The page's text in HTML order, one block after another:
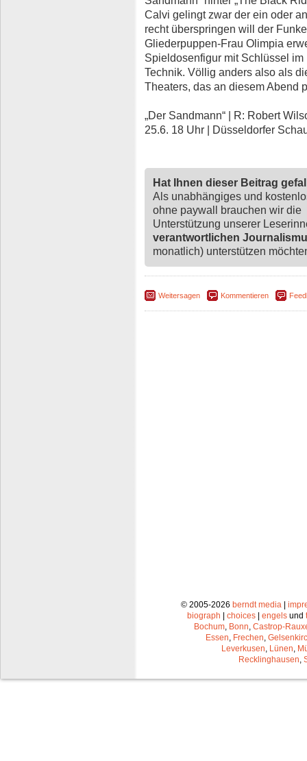
Calvi gelingt zwar der ein oder
recht überspringen will der
Gliederpuppen-Frau Olimpia
Spieldosenfigur mit Schlüssel
Technik. Völlig anders also als
Theaters, das an diesem Abend
„Der Sandmann“ | R: Robert
25.6. 18 Uhr | Düsseldorfer
Hat Ihnen dieser Beitrag
Als unabhängiges und
ohne paywall brauchen wir die
Unterstützung unserer
verantwortlichen
monatlich) unterstützen
Weitersagen Kommentieren
© 2005-2026 berndt media|
biograph
choices engels und
Bochum, Bonn, Castrop-
Essen, Frechen,
Leverkusen, Lünen,
Recklinghausen,